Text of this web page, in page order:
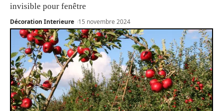
invisible pour fenêtre
Décoration Interieure 15 novembre 2024